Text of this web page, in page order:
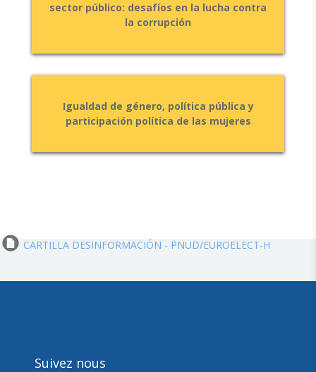
sector público: desafíos en la lucha contra
la corrupción
Igualdad de género, política pública y
participación política de las mujeres
CARTILLA DESINFORMACIÓN - PNUD/EUROELECT-H
Fichier
Suivez nous